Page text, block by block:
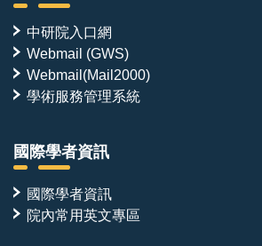
中研院入口網
Webmail (GWS)
Webmail(Mail2000)
學術服務管理系統
國際學者資訊
國際學者資訊
院內常用英文專區